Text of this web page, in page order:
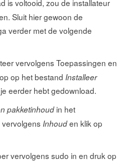
is voltooid, zou de installateur
Sluit hier gewoon de
verder met de volgende
vervolgens Toepassingen en
op het bestand Installeer
eerder hebt gedownload.
pakketinhoudin het
Inhouden klik op
vervolgens sudo in en druk op